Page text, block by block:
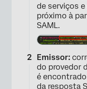
de serviços
próximo à
SAML.
Emissor:
do provedor
é
da resposta